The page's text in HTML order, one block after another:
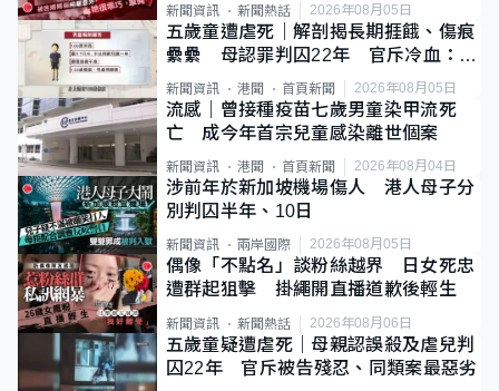
新聞資訊 新聞熱話 2026年08月05日
五歲童遭虐死｜解剖揭長期捱餓、傷痕
纍纍 母認罪判囚22年 官斥冷血：同
類案最惡劣
新聞資訊 港聞 首頁新聞 2026年08月05日
流感｜曾接種疫苗七歲男童染甲流死
亡 成今年首宗兒童感染離世個案
新聞資訊 港聞 首頁新聞 2026年08月04日
涉前年於新加坡機場傷人 港人母子分
別判囚半年、10日
新聞資訊 兩岸國際 2026年08月05日
偶像「不點名」談粉絲越界 日女死忠
遭群起狙擊 掛繩開直播道歉後輕生
新聞資訊 新聞熱話 2026年08月06日
五歲童疑遭虐死｜母親認誤殺及虐兒判
囚22年 官斥被告殘忍、同類案最惡劣